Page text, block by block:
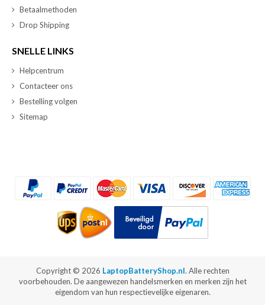
Betaalmethoden
Drop Shipping
SNELLE LINKS
Helpcentrum
Contacteer ons
Bestelling volgen
Sitemap
Copyright © 2026 LaptopBatteryShop.nl. Alle rechten
voorbehouden. De aangewezen handelsmerken en merken zijn het
eigendom van hun respectievelijke eigenaren.